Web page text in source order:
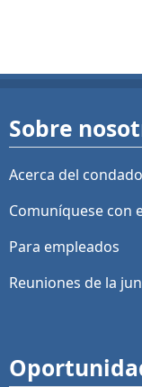
Sobre
Acerca del
Comuníquese con
Para empleados
Reuniones de la